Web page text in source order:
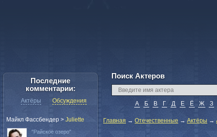
Поиск Актеров
А Б В Г Д Е Ё Ж З
Главная → Отечественные → Актёры →
Последние
комментарии:
Актёры Обсуждения
Майкл Фассбендер > Juliette
"Райское озеро"